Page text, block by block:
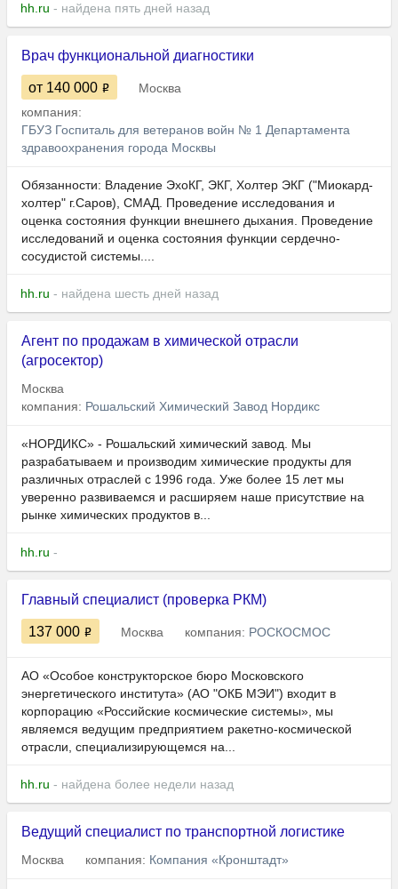
hh.ru - найдена пять дней назад
Врач функциональной диагностики
от 140 000
Москва
компания:
ГБУЗ Госпиталь для ветеранов войн № 1 Департамента
здравоохранения города Москвы
Обязанности: Владение ЭхоКГ, ЭКГ, Холтер ЭКГ ("Миокард-
холтер" г.Саров), СМАД. Проведение исследования и
оценка состояния функции внешнего дыхания. Проведение
исследований и оценка состояния функции сердечно-
сосудистой системы....
hh.ru - найдена шесть дней назад
Агент по продажам в химической отрасли
(агросектор)
Москва
компания: Рошальский Химический Завод Нордикс
«НОРДИКС» - Рошальский химический завод. Мы
разрабатываем и производим химические продукты для
различных отраслей с 1996 года. Уже более 15 лет мы
уверенно развиваемся и расширяем наше присутствие на
рынке химических продуктов в...
hh.ru -
Главный специалист (проверка РКМ)
137 000 Москва компания: РОСКОСМОС
АО «Особое конструкторское бюро Московского
энергетического института» (АО "ОКБ МЭИ") входит в
корпорацию «Российские космические системы», мы
являемся ведущим предприятием ракетно-космической
отрасли, специализирующемся на...
hh.ru - найдена более недели назад
Ведущий специалист по транспортной логистике
Москва компания: Компания «Кронштадт»